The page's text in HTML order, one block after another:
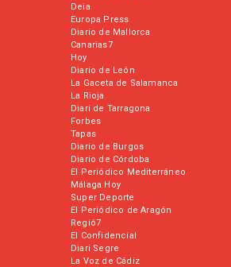
Deia
Europa Press
Diario de Mallorca
Canarias7
Hoy
Diario de León
La Gaceta de Salamanca
La Rioja
Diari de Tarragona
Forbes
Tapas
Diario de Burgos
Diario de Córdoba
El Periódico Mediterráneo
Málaga Hoy
Super Deporte
El Periódico de Aragón
Regió7
El Confidencial
Diari Segre
La Voz de Cádiz